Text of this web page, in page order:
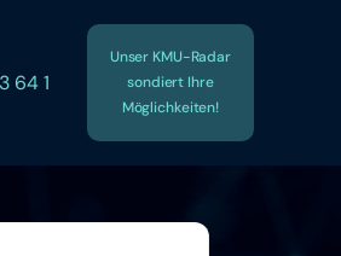
64 1
Unser KMU-Radar
sondiert Ihre
Möglichkeiten!